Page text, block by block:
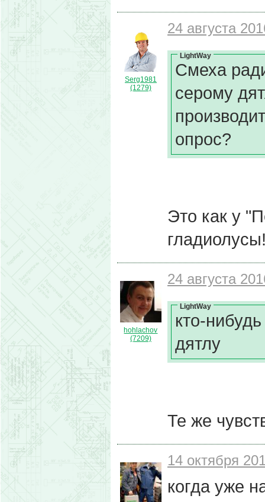
Serg1981
(1279)
24 августа
LightWay
Смеха
серому
опрос?
Это как у
hohlachov
(7209)
24 августа
LightWay
кто-
дятлу
Те же
14 октября
когда уже